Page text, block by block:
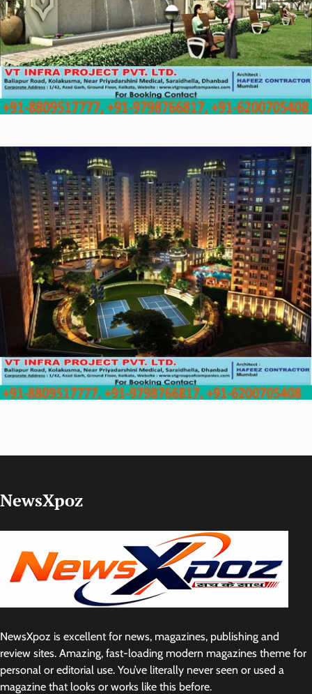
NewsXpoz
NewsXpoz is excellent for news, magazines, publishing and
review sites. Amazing, fast-loading modern magazines theme for
personal or editorial use. You’ve literally never seen or used a
magazine that looks or works like this before.